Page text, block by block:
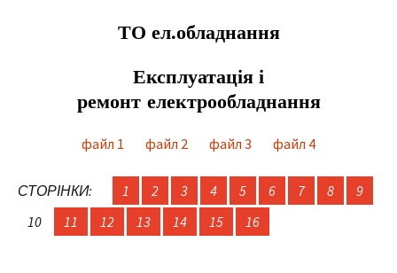
ТО ел.обладнання
Експлуатація і
ремонт електрообладнання
файл 1 файл 2 файл 3 файл 4
СТОРІНКИ: 1 2 3 4 5 6 7 8
9
10
11 12 13 14 15 16